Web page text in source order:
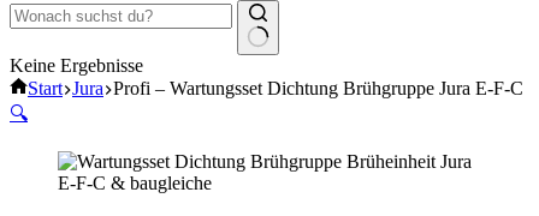
Keine Ergebnisse
Start Jura Profi – Wartungsset Dichtung Brühgruppe Jura E-F-C
🔍